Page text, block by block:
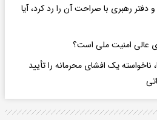
رهبری با صراحت آن را رد کرد، آیا
‌عالی امنیت ملی است؟
ناخواسته یک افشای محرمانه را تأیید